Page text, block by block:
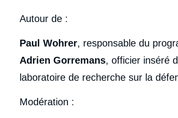
Autour de :
Paul Wohrer, responsable du
Adrien Gorremans, officier inséré
laboratoire de recherche sur la
Modération :